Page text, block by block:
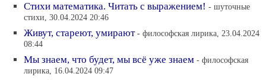
Стихи математика. Читать с выражением! - шуточные
стихи, 30.04.2024 20:46
Живут, стареют, умирают - философская лирика, 23.04.2024
08:44
Мы знаем, что будет, мы всё уже знаем - философская
лирика, 16.04.2024 09:47